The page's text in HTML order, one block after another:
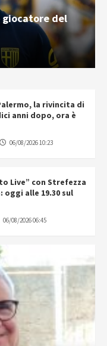
giocatore del
la rivincita di
anni dopo, ora è
06/08/2026 10:23
Live” con Strefezza
alle 19.30 sul
06/08/2026 06:45